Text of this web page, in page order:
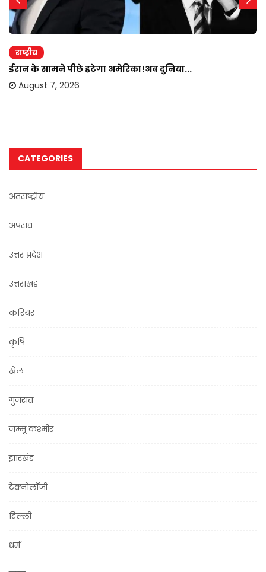
राष्ट्रीय
ईरान के सामने पीछे हटेगा अमेरिका!अब दुनिया...
August 7, 2026
CATEGORIES
अंतराष्ट्रीय
अपराध
उत्तर प्रदेश
उत्तराखंड
करियर
कृषि
खेल
गुजरात
जम्मू कश्मीर
झारखंड
टेक्नोलॉजी
दिल्ली
धर्म